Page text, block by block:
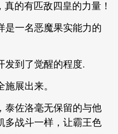
的有匹敌四皇的力量！
是一名恶魔果实能力的
发到了觉醒的程度.
展出来。
泰佐洛毫无保留的与他
多战斗一样，让霸王色